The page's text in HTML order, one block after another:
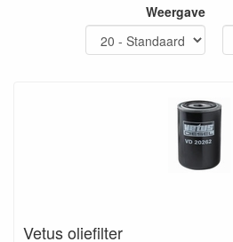
Weergave
Vetus oliefilter